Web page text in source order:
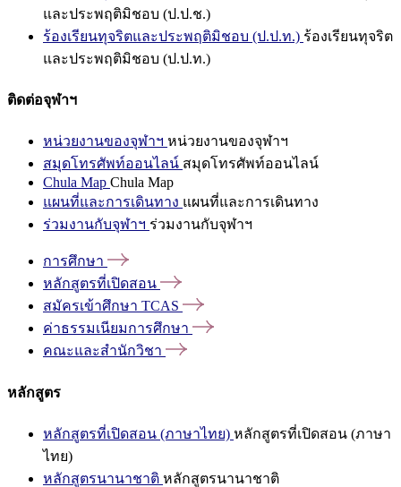
และประพฤติมิชอบ (ป.ป.ช.)
ร้องเรียนทุจริตและประพฤติมิชอบ (ป.ป.ท.) ร้องเรียนทุจริต
และประพฤติมิชอบ (ป.ป.ท.)
ติดต่อจุฬาฯ
หน่วยงานของจุฬาฯ หน่วยงานของจุฬาฯ
สมุดโทรศัพท์ออนไลน์ สมุดโทรศัพท์ออนไลน์
Chula Map Chula Map
แผนที่และการเดินทาง แผนที่และการเดินทาง
ร่วมงานกับจุฬาฯ ร่วมงานกับจุฬาฯ
การศึกษา
หลักสูตรที่เปิดสอน
สมัครเข้าศึกษา TCAS
ค่าธรรมเนียมการศึกษา
คณะและสำนักวิชา
หลักสูตร
หลักสูตรที่เปิดสอน (ภาษาไทย) หลักสูตรที่เปิดสอน (ภาษา
ไทย)
หลักสูตรนานาชาติ หลักสูตรนานาชาติ